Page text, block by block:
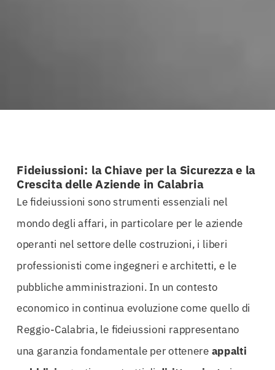
Fideiussioni: la Chiave per la Sicurezza e la
Crescita delle Aziende in Calabria
Le fideiussioni sono strumenti essenziali nel
mondo degli affari, in particolare per le aziende
operanti nel settore delle costruzioni, i liberi
professionisti come ingegneri e architetti, e le
pubbliche amministrazioni. In un contesto
economico in continua evoluzione come quello di
Reggio-Calabria, le fideiussioni rappresentano
una garanzia fondamentale per ottenere appalti